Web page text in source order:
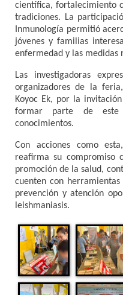
científica, fortalecimiento
tradiciones. La
Inmunología permitió
jóvenes y familias
enfermedad y las medidas
Las investigadoras
organizadores de la
Koyoc Ek, por la
formar parte de este
conocimientos.
Con acciones como
reafirma su compromiso
promoción de la salud,
cuenten con
prevención y atención
leishmaniasis.